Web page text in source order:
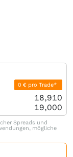
0 € pro Trade*
18,910
19,000
Spreads und
mögliche